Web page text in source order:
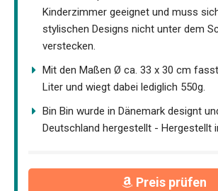
Kinderzimmer geeignet und muss
stylischen Designs nicht unter dem
verstecken.
Mit den Maßen Ø ca. 33 x 30 cm
Liter und wiegt dabei lediglich 550g.
Bin Bin wurde in Dänemark designt
Deutschland hergestellt - Hergestellt
Preis prüfen